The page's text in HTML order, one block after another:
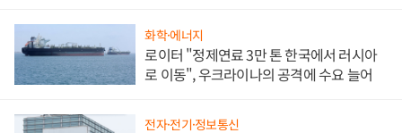
화학·에너지
로이터 "정제연료 3만 톤 한국에서 러시아
로 이동", 우크라이나의 공격에 수요 늘어
전자·전기·정보통신